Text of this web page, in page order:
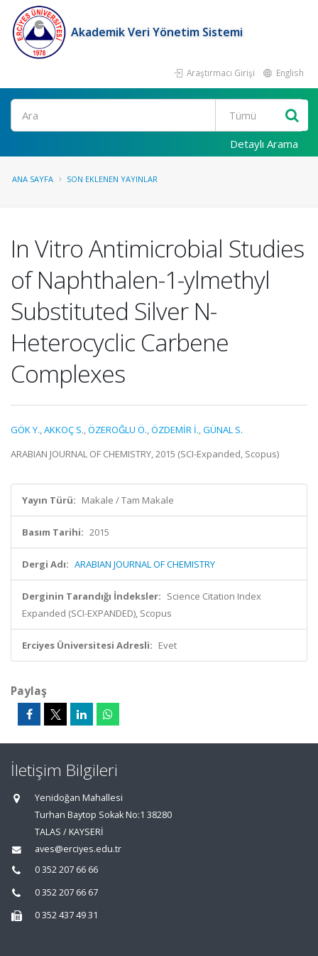
Akademik Veri Yönetim Sistemi
Araştırmacı Girişi English
Ara
Detaylı Arama
ANA SAYFA SON EKLENEN YAYINLAR
In Vitro Antimicrobial Studies
of Naphthalen-1-ylmethyl
Substituted Silver N-
Heterocyclic Carbene
Complexes
GÖK Y.,AKKOÇ S.,ÖZEROĞLU Ö.,ÖZDEMİR İ.,GÜNAL S.
ARABIAN JOURNAL OF CHEMISTRY, 2015 (SCI-Expanded, Scopus)
Yayın Türü: Makale / Tam Makale
Basım Tarihi: 2015
Dergi Adı: ARABIAN JOURNAL OF CHEMISTRY
Derginin Tarandığı İndeksler: Science Citation Index
Expanded (SCI-EXPANDED), Scopus
Erciyes Üniversitesi Adresli: Evet
Paylaş
İletişim Bilgileri
Yenidoğan Mahallesi
Turhan Baytop Sokak No:1 38280
TALAS / KAYSERİ
aves@erciyes.edu.tr
0 352 207 66 66
0 352 207 66 67
0 352 437 49 31